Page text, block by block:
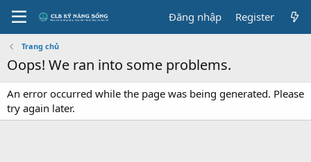
Đăng nhập Register
Trang chủ
Oops! We ran into some problems.
An error occurred while the page was being generated. Please
try again later.